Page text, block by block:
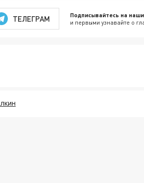
ТЕЛЕГРАМ Подписывайтесь на
и первыми узнавайте о